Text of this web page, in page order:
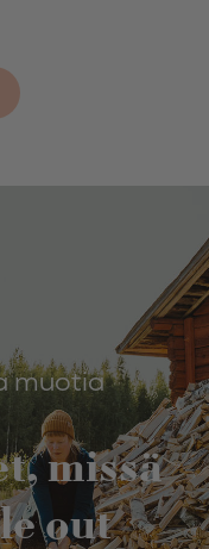
muotia
missä
out